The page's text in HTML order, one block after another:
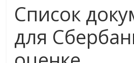
Список
для